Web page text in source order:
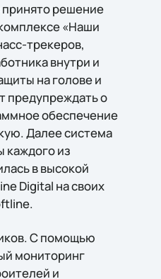
решение
«Наши
трекеров,
внутри и
на голове и
предупреждать о
обеспечение
Далее система
каждого из
в высокой
Digital на своих
С помощью
мониторинг
и